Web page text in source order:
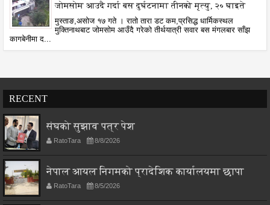
जोमसोम आउदै गर्दा बस दुर्घटनामा तीनको मृत्यु, २० घाइते
मुस्ताङ,असोज १७ गते । रातो तारा डट कम,प्रसिद्ध धार्मिकस्थल
मुक्तिनाथबाट जोमसोम आउँदै गरेको तीर्थयात्री सवार बस मंगलबार साँझ
कागबेनीमा द...
RECENT
संघको सुझाव पत्र पेश
RatoTara 8/8/2026
नेपाल आयल निगमको प्रादेशिक कार्यालयमा छापा
RatoTara 8/5/2026